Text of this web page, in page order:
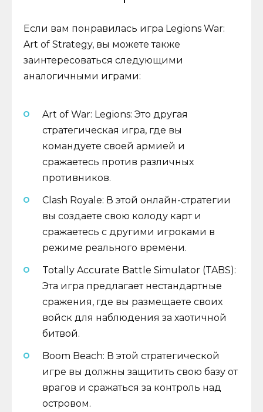
Если вам понравилась игра Legions War:
Art of Strategy, вы можете также
заинтересоваться следующими
аналогичными играми:
Art of War: Legions: Это другая
стратегическая игра, где вы
командуете своей армией и
сражаетесь против различных
противников.
Clash Royale: В этой онлайн-стратегии
вы создаете свою колоду карт и
сражаетесь с другими игроками в
режиме реального времени.
Totally Accurate Battle Simulator (TABS):
Эта игра предлагает нестандартные
сражения, где вы размещаете своих
войск для наблюдения за хаотичной
битвой.
Boom Beach: В этой стратегической
игре вы должны защитить свою базу от
врагов и сражаться за контроль над
островом.